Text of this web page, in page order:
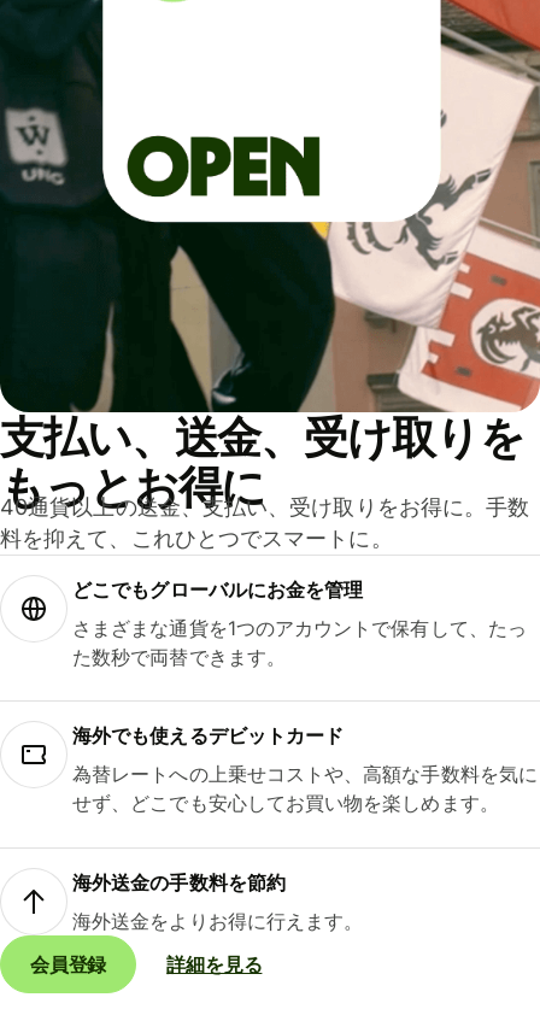
支払い、送金、受け取りを
もっとお得に
40通貨以上の送金、支払い、受け取りをお得に。手数
料を抑えて、これひとつでスマートに。
どこでもグ⁠ロ⁠ー⁠バ⁠ルにお金を管理
さまざまな通貨を1つのアカウントで保有して、たっ
た数秒で両替できます。
海外でも使えるデビットカード
為替レートへの上乗せコストや、高額な手数料を気に
せず、どこでも安心してお買い物を楽しめます。
海外送金の手数料を節約
海外送金をよりお得に行えます。
会員登録
詳細を見る